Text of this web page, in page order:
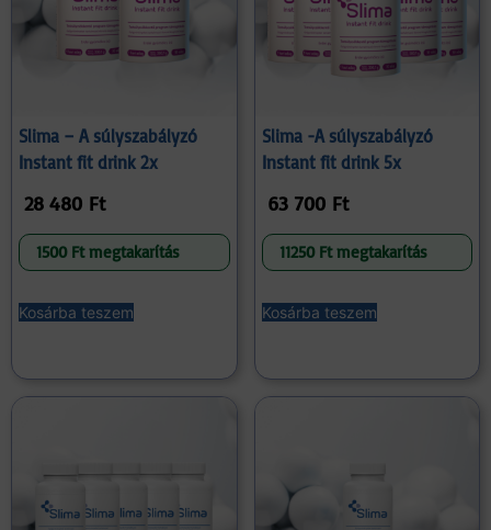
Slima – A súlyszabályzó
Instant fit drink 2x
28 480 Ft
1500 Ft megtakarítás
Kosárba teszem
Slima -A súlyszabályzó
Instant fit drink 5x
63 700 Ft
11250 Ft megtakarítás
Kosárba teszem